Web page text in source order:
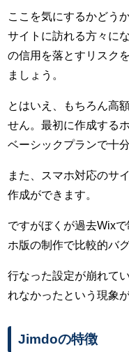
ここを気にするかどう
サイトに訪れる方々に
の信用を落とすリスク
ましょう。
とはいえ、もちろん高
せん。最初に作成する
ベーシックプランで十分
また、スマホ対応のサ
作成ができます。
ですがぼくが過去Wix
ホ版の制作で比較的バ
行なった設定が崩れて
れなかったという現象
Jimdoの特徴